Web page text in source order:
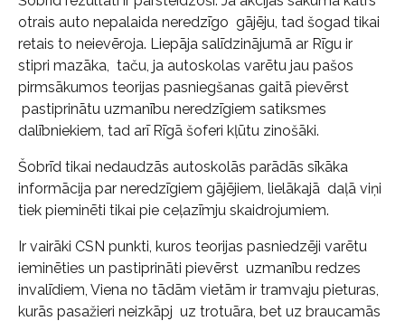
otrais auto nepalaida neredzīgo gājēju, tad šogad tikai
retais to neievēroja. Liepāja salīdzinājumā ar Rīgu ir
stipri mazāka, taču, ja autoskolas varētu jau pašos
pirmsākumos teorijas pasniegšanas gaitā pievērst
pastiprinātu uzmanību neredzīgiem satiksmes
dalībniekiem, tad arī Rīgā šoferi kļūtu zinošāki.
Šobrīd tikai nedaudzās autoskolās parādās sīkāka
informācija par neredzīgiem gājējiem, lielākajā daļā viņi
tiek pieminēti tikai pie ceļazīmju skaidrojumiem.
Ir vairāki CSN punkti, kuros teorijas pasniedzēji varētu
ieminēties un pastiprināti pievērst uzmanību redzes
invalīdiem, Viena no tādām vietām ir tramvaju pieturas,
kurās pasažieri neizkāpj uz trotuāra, bet uz braucamās